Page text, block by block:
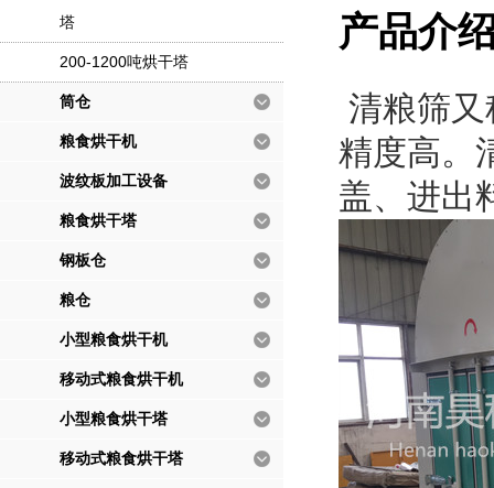
塔
200-1200吨烘干塔
筒仓
粮食烘干机
波纹板加工设备
粮食烘干塔
钢板仓
粮仓
小型粮食烘干机
移动式粮食烘干机
小型粮食烘干塔
移动式粮食烘干塔
产品介
清粮筛
精度高。
盖、进出